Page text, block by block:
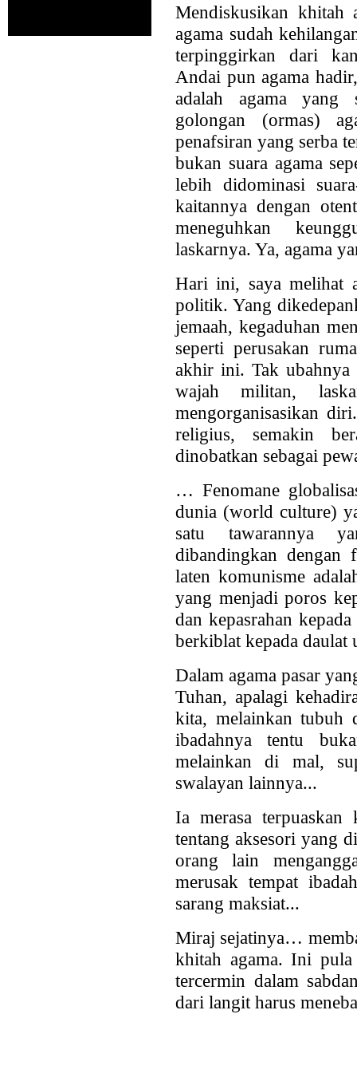
Mendiskusikan
agama sudah
terpinggirkan dari
Andai pun agama
adalah agama yang
golongan (ormas)
penafsiran yang serba
bukan suara agama
lebih didominasi
kaitannya dengan
meneguhkan
laskarnya. Ya, agama
Hari ini, saya melihat
politik. Yang
jemaah, kegaduhan
seperti perusakan
akhir ini. Tak ubahnya
wajah militan,
mengorganisasikan
religius, semakin
dinobatkan sebagai
… Fenomane
dunia (world culture)
satu tawarannya
dibandingkan dengan
laten komunisme
yang menjadi poros
dan kepasrahan
berkiblat kepada
Dalam agama pasar
Tuhan, apalagi
kita, melainkan tubuh
ibadahnya tentu
melainkan di mal,
swalayan lainnya...
Ia merasa terpuaskan
tentang aksesori yang
orang lain
merusak tempat
sarang maksiat...
Miraj sejatinya…
khitah agama. Ini
tercermin dalam
dari langit harus